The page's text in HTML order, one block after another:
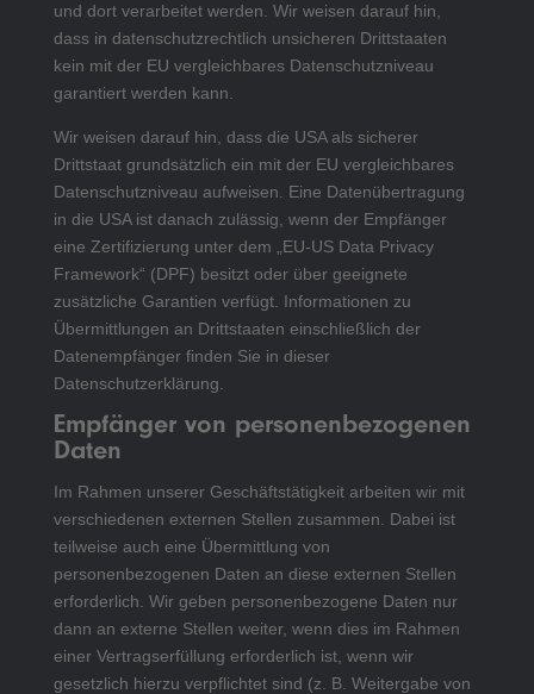
und dort verarbeitet werden. Wir weisen darauf hin,
dass in datenschutzrechtlich unsicheren Drittstaaten
kein mit der EU vergleichbares Datenschutzniveau
garantiert werden kann.
Wir weisen darauf hin, dass die USA als sicherer
Drittstaat grundsätzlich ein mit der EU vergleichbares
Datenschutzniveau aufweisen. Eine Datenübertragung
in die USA ist danach zulässig, wenn der Empfänger
eine Zertifizierung unter dem „EU-US Data Privacy
Framework“ (DPF) besitzt oder über geeignete
zusätzliche Garantien verfügt. Informationen zu
Übermittlungen an Drittstaaten einschließlich der
Datenempfänger finden Sie in dieser
Datenschutzerklärung.
Empfänger von personenbezogenen
Daten
Im Rahmen unserer Geschäftstätigkeit arbeiten wir mit
verschiedenen externen Stellen zusammen. Dabei ist
teilweise auch eine Übermittlung von
personenbezogenen Daten an diese externen Stellen
erforderlich. Wir geben personenbezogene Daten nur
dann an externe Stellen weiter, wenn dies im Rahmen
einer Vertragserfüllung erforderlich ist, wenn wir
gesetzlich hierzu verpflichtet sind (z. B. Weitergabe von